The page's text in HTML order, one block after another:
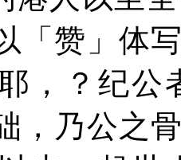
「赞」体
，？纪公
，乃公之